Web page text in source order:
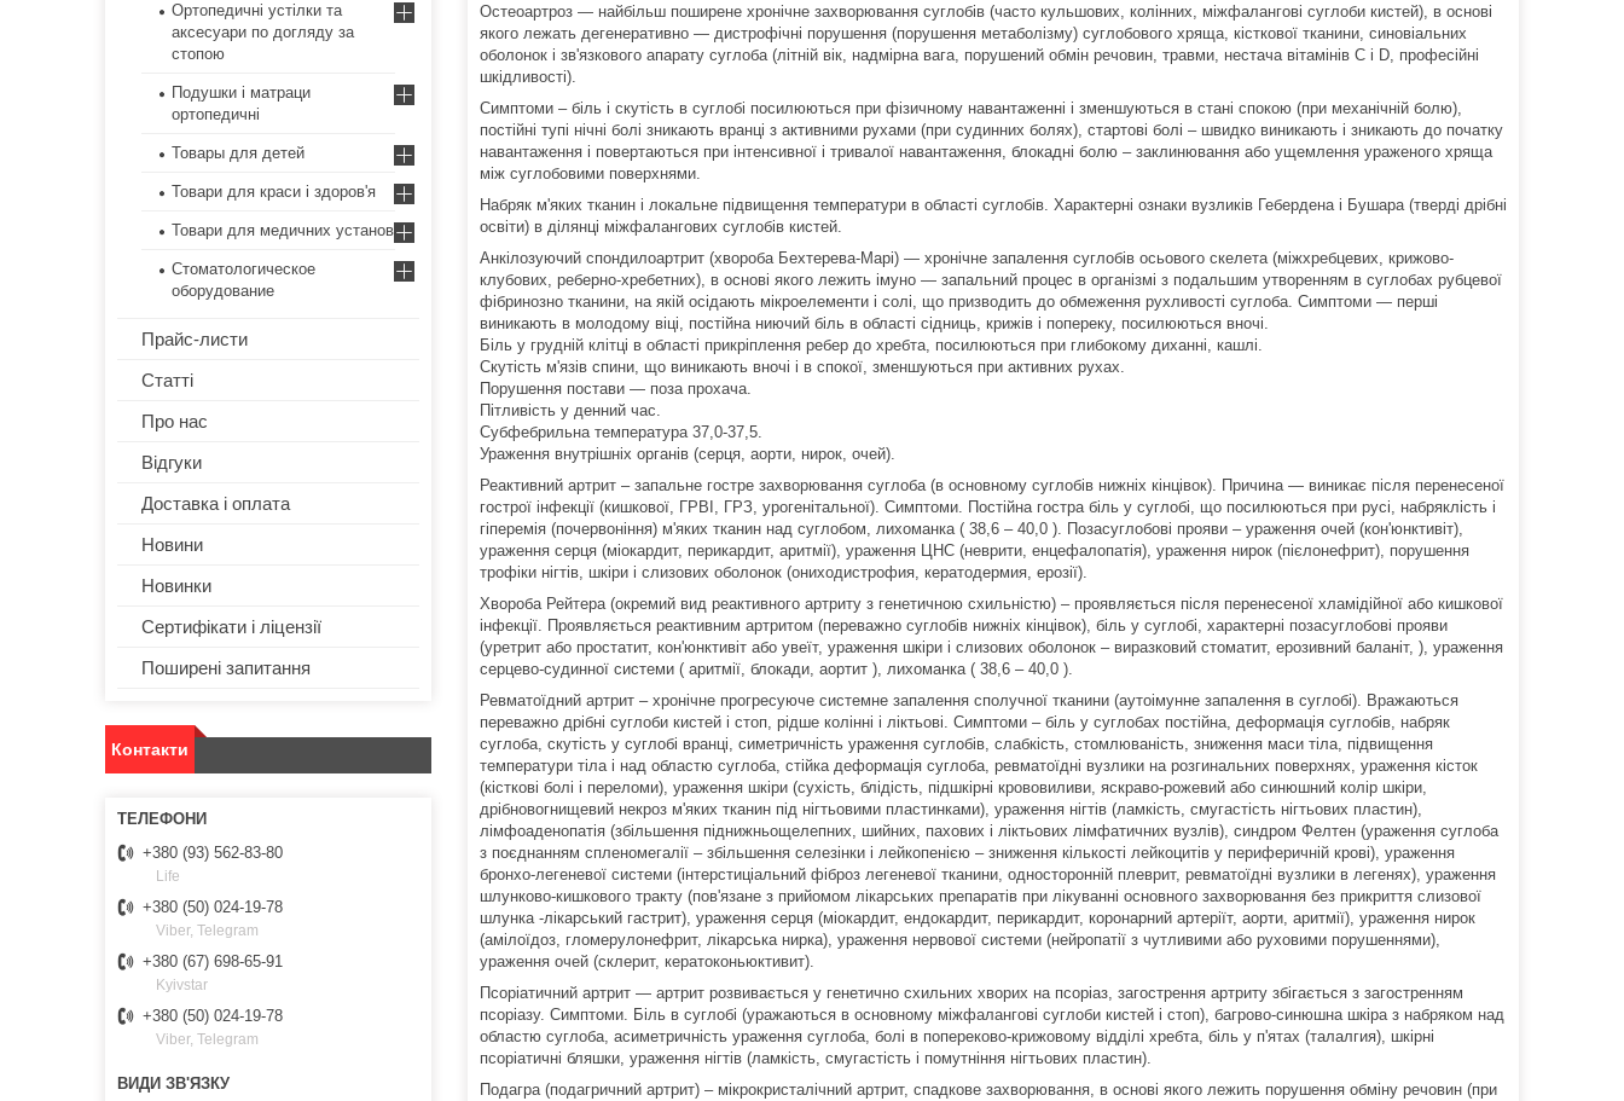
Остеоартроз ― найбільш поширене хронічне захворювання суглобів (часто кульшових, колінних, міжфалангові суглоби кистей), в основі
якого лежать дегенеративно ― дистрофічні порушення (порушення метаболізму) суглобового хряща, кісткової тканини, синовіальних
оболонок і зв'язкового апарату суглоба (літній вік, надмірна вага, порушений обмін речовин, травми, нестача вітамінів С і D, професійні
шкідливості).
Симптоми – біль і скутість в суглобі посилюються при фізичному навантаженні і зменшуються в стані спокою (при механічній болю),
постійні тупі нічні болі зникають вранці з активними рухами (при судинних болях), стартові болі – швидко виникають і зникають до початку
навантаження і повертаються при інтенсивної і тривалої навантаження, блокадні болю – заклинювання або ущемлення ураженого хряща
між суглобовими поверхнями.
Набряк м'яких тканин і локальне підвищення температури в області суглобів. Характерні ознаки вузликів Гебердена і Бушара (тверді дрібні
освіти) в ділянці міжфалангових суглобів кистей.
Анкілозуючий спондилоартрит (хвороба Бехтерева-Марі) ― хронічне запалення суглобів осьового скелета (міжхребцевих, крижово-
клубових, реберно-хребетних), в основі якого лежить імуно ― запальний процес в організмі з подальшим утворенням в суглобах рубцевої
фібринозно тканини, на якій осідають мікроелементи і солі, що призводить до обмеження рухливості суглоба. Симптоми ― перші
виникають в молодому віці, постійна ниючий біль в області сідниць, крижів і попереку, посилюються вночі.
Біль у грудній клітці в області прикріплення ребер до хребта, посилюються при глибокому диханні, кашлі.
Скутість м'язів спини, що виникають вночі і в спокої, зменшуються при активних рухах.
Порушення постави ― поза прохача.
Пітливість у денний час.
Субфебрильна температура 37,0-37,5.
Ураження внутрішніх органів (серця, аорти, нирок, очей).
Реактивний артрит – запальне гостре захворювання суглоба (в основному суглобів нижніх кінцівок). Причина ― виникає після перенесеної
гострої інфекції (кишкової, ГРВІ, ГРЗ, урогенітальної). Симптоми. Постійна гостра біль у суглобі, що посилюються при русі, набряклість і
гіперемія (почервоніння) м'яких тканин над суглобом, лихоманка ( 38,6 – 40,0 ). Позасуглобові прояви – ураження очей (кон'юнктивіт),
ураження серця (міокардит, перикардит, аритмії), ураження ЦНС (неврити, енцефалопатія), ураження нирок (пієлонефрит), порушення
трофіки нігтів, шкіри і слизових оболонок (ониходистрофия, кератодермия, ерозії).
Хвороба Рейтера (окремий вид реактивного артриту з генетичною схильністю) – проявляється після перенесеної хламідійної або кишкової
інфекції. Проявляється реактивним артритом (переважно суглобів нижніх кінцівок), біль у суглобі, характерні позасуглобові прояви
(уретрит або простатит, кон'юнктивіт або увеїт, ураження шкіри і слизових оболонок – виразковий стоматит, ерозивний баланіт, ), ураження
серцево-судинної системи ( аритмії, блокади, аортит ), лихоманка ( 38,6 – 40,0 ).
Ревматоїдний артрит – хронічне прогресуюче системне запалення сполучної тканини (аутоімунне запалення в суглобі). Вражаються
переважно дрібні суглоби кистей і стоп, рідше колінні і ліктьові. Симптоми – біль у суглобах постійна, деформація суглобів, набряк
суглоба, скутість у суглобі вранці, симетричність ураження суглобів, слабкість, стомлюваність, зниження маси тіла, підвищення
температури тіла і над областю суглоба, стійка деформація суглоба, ревматоїдні вузлики на розгинальних поверхнях, ураження кісток
(кісткові болі і переломи), ураження шкіри (сухість, блідість, підшкірні крововиливи, яскраво-рожевий або синюшний колір шкіри,
дрібновогнищевий некроз м'яких тканин під нігтьовими пластинками), ураження нігтів (ламкість, смугастість нігтьових пластин),
лімфоаденопатія (збільшення піднижньощелепних, шийних, пахових і ліктьових лімфатичних вузлів), синдром Фелтен (ураження суглоба
з поєднанням спленомегалії – збільшення селезінки і лейкопенією – зниження кількості лейкоцитів у периферичній крові), ураження
бронхо-легеневої системи (інтерстиціальний фіброз легеневої тканини, односторонній плеврит, ревматоїдні вузлики в легенях), ураження
шлунково-кишкового тракту (пов'язане з прийомом лікарських препаратів при лікуванні основного захворювання без прикриття слизової
шлунка -лікарський гастрит), ураження серця (міокардит, ендокардит, перикардит, коронарний артеріїт, аорти, аритмії), ураження нирок
(амілоїдоз, гломерулонефрит, лікарська нирка), ураження нервової системи (нейропатії з чутливими або руховими порушеннями),
ураження очей (склерит, кератоконьюктивит).
Псоріатичний артрит ― артрит розвивається у генетично схильних хворих на псоріаз, загострення артриту збігається з загостренням
псоріазу. Симптоми. Біль в суглобі (уражаються в основному міжфалангові суглоби кистей і стоп), багрово-синюшна шкіра з набряком над
областю суглоба, асиметричність ураження суглоба, болі в попереково-крижовому відділі хребта, біль у п'ятах (талалгия), шкірні
псоріатичні бляшки, ураження нігтів (ламкість, смугастість і помутніння нігтьових пластин).
Подагра (подагричний артрит) – мікрокристалічний артрит, спадкове захворювання, в основі якого лежить порушення обміну речовин (при
Ортопедичні устілки та
аксесуари по догляду за
стопою
Подушки і матраци
ортопедичні
Товары для детей
Товари для краси і здоров'я
Товари для медичних установ
Стоматологическое
оборудование
Прайс-листи
Статті
Про нас
Відгуки
Доставка і оплата
Новини
Новинки
Сертифікати і ліцензії
Поширені запитання
Контакти
+380 (93) 562-83-80
Life
+380 (50) 024-19-78
Viber, Telegram
+380 (67) 698-65-91
Kyivstar
+380 (50) 024-19-78
Viber, Telegram